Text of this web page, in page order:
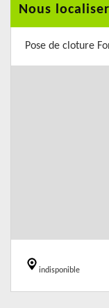
Nous localiser
Pose de cloture
indisponible